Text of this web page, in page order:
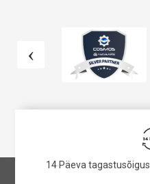
14 Päeva